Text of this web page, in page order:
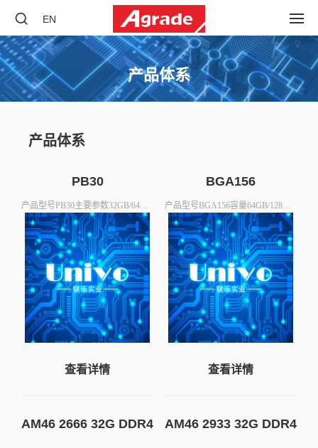
EN
产品体系
产品体系
PB30
产品型号PB30主要参数32GB/64GB/128GB/256GB工作电压3.3 V ± 5%外形规格BGA499 22 毫米* 20 毫米* 1.6 毫米功耗(最高）使用功耗：<3W空闲功耗：<2W零件组主控: YEESTOR 闪存:长江存储 3D pSLC可靠性­支持 2KB LDPCI编码纠错（ECC 每 2 KB纠错能力 270 bits 至 310 bits）MTBF：2,000,000 小时­UBER:1 sector per&l
查看详情
BGA156
产品型号BGA156容量64GB/128GB/256GB/512GB/1TB/2TB工作电压3.3 V ± 5%外形规格BGA SSD（16 mm × 20 mm × 1.8mm）功耗(最高）使用功耗：<3W空闲功耗：<1W零件组­ 主控:得一微电子­ 闪存:长江存储 3D TLC可靠性­ ­ 支持 2KB LDPC 编码纠错（ECC 每 2 KB 纠错能力 270 bits 至 310 bits）­ ­ MTBF：2,000,000
查看详情
AM46 2666 32G DDR4
AM46 2933 32G DDR4